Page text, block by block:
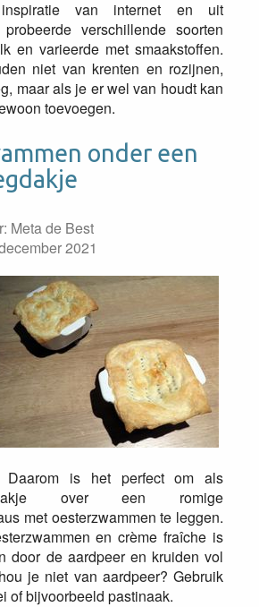
van internet en uit
verschillende soorten
en varieerde met smaakstoffen.
niet van krenten en rozijnen,
maar als je er wel van houdt kan
toevoegen.
onder een
Meta de Best
2021
Daarom is het perfect om als
over een romige
met oesterzwammen te leggen.
en crème fraîche is
door de aardpeer en kruiden vol
je niet van aardpeer? Gebruik
of bijvoorbeeld pastinaak.